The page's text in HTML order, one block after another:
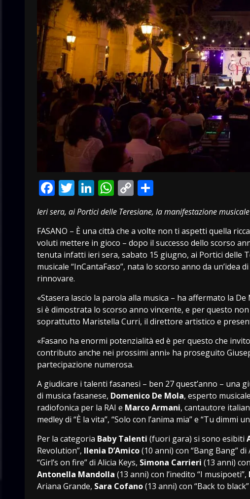
Facebook
Twitter
LinkedIn
WhatsApp
Copy
Link
Ieri sera, ai Portici delle Teresiane, la manifestazione musicale
FASANO – È una città che a volte non ti aspetti quella
voluti mettere in gioco – dopo il successo dello scorso
tenuta infatti ieri sera, sabato 15 giugno, ai Portici delle
musicale “InCantaFaso”, nata lo scorso anno da un’idea
rinnovare.
«Stasera lascio la parola alla musica – ha affermato la
si è dimostrata lo scorso anno vincente, e per questo
soprattutto Maristella Curri, il direttore artistico e
«Fasano ha enormi potenzialità ed è per questo che
contributo anche nei prossimi anni» ha proseguito
partecipazione numerosa.
A giudicare i talenti fasanesi – ben 27 quest’anno – una
di musica fasanese, Domenico De Mola, esperto
radiofonica per la RAI e Marco Armani, cantautore
medley di “È la vita”, “Solo con l’anima mia” e “Tu dimmi
Per la categoria Baby Talenti (fuori gara) si sono esibiti
Revolution”, Ilenia D’Amico(10 anni) con “Bang Bang”
“Girl’s on fire” di Alicia Keys, Simona Carrieri (13 anni)
Antonella Mandolla (13 anni) con l’inedito “I musipoeti”,
Ariana Grande, Sara Cofano(13 anni) con “Back to